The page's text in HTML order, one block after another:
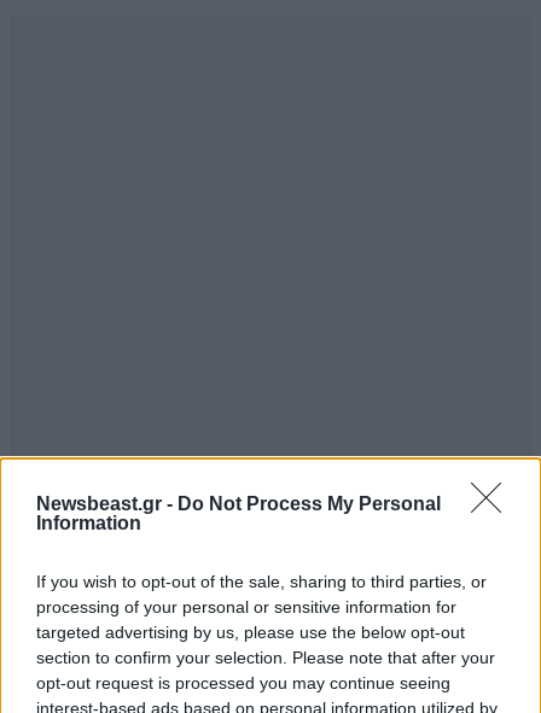
Newsbeast.gr - Do Not Process My Personal
Information
If you wish to opt-out of the sale, sharing to third parties, or
processing of your personal or sensitive information for
targeted advertising by us, please use the below opt-out
section to confirm your selection. Please note that after your
opt-out request is processed you may continue seeing
interest-based ads based on personal information utilized by